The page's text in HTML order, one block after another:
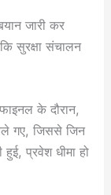
जारी कर
सुरक्षा संचालन
के दौरान,
गए, जिससे जिन
प्रवेश धीमा हो